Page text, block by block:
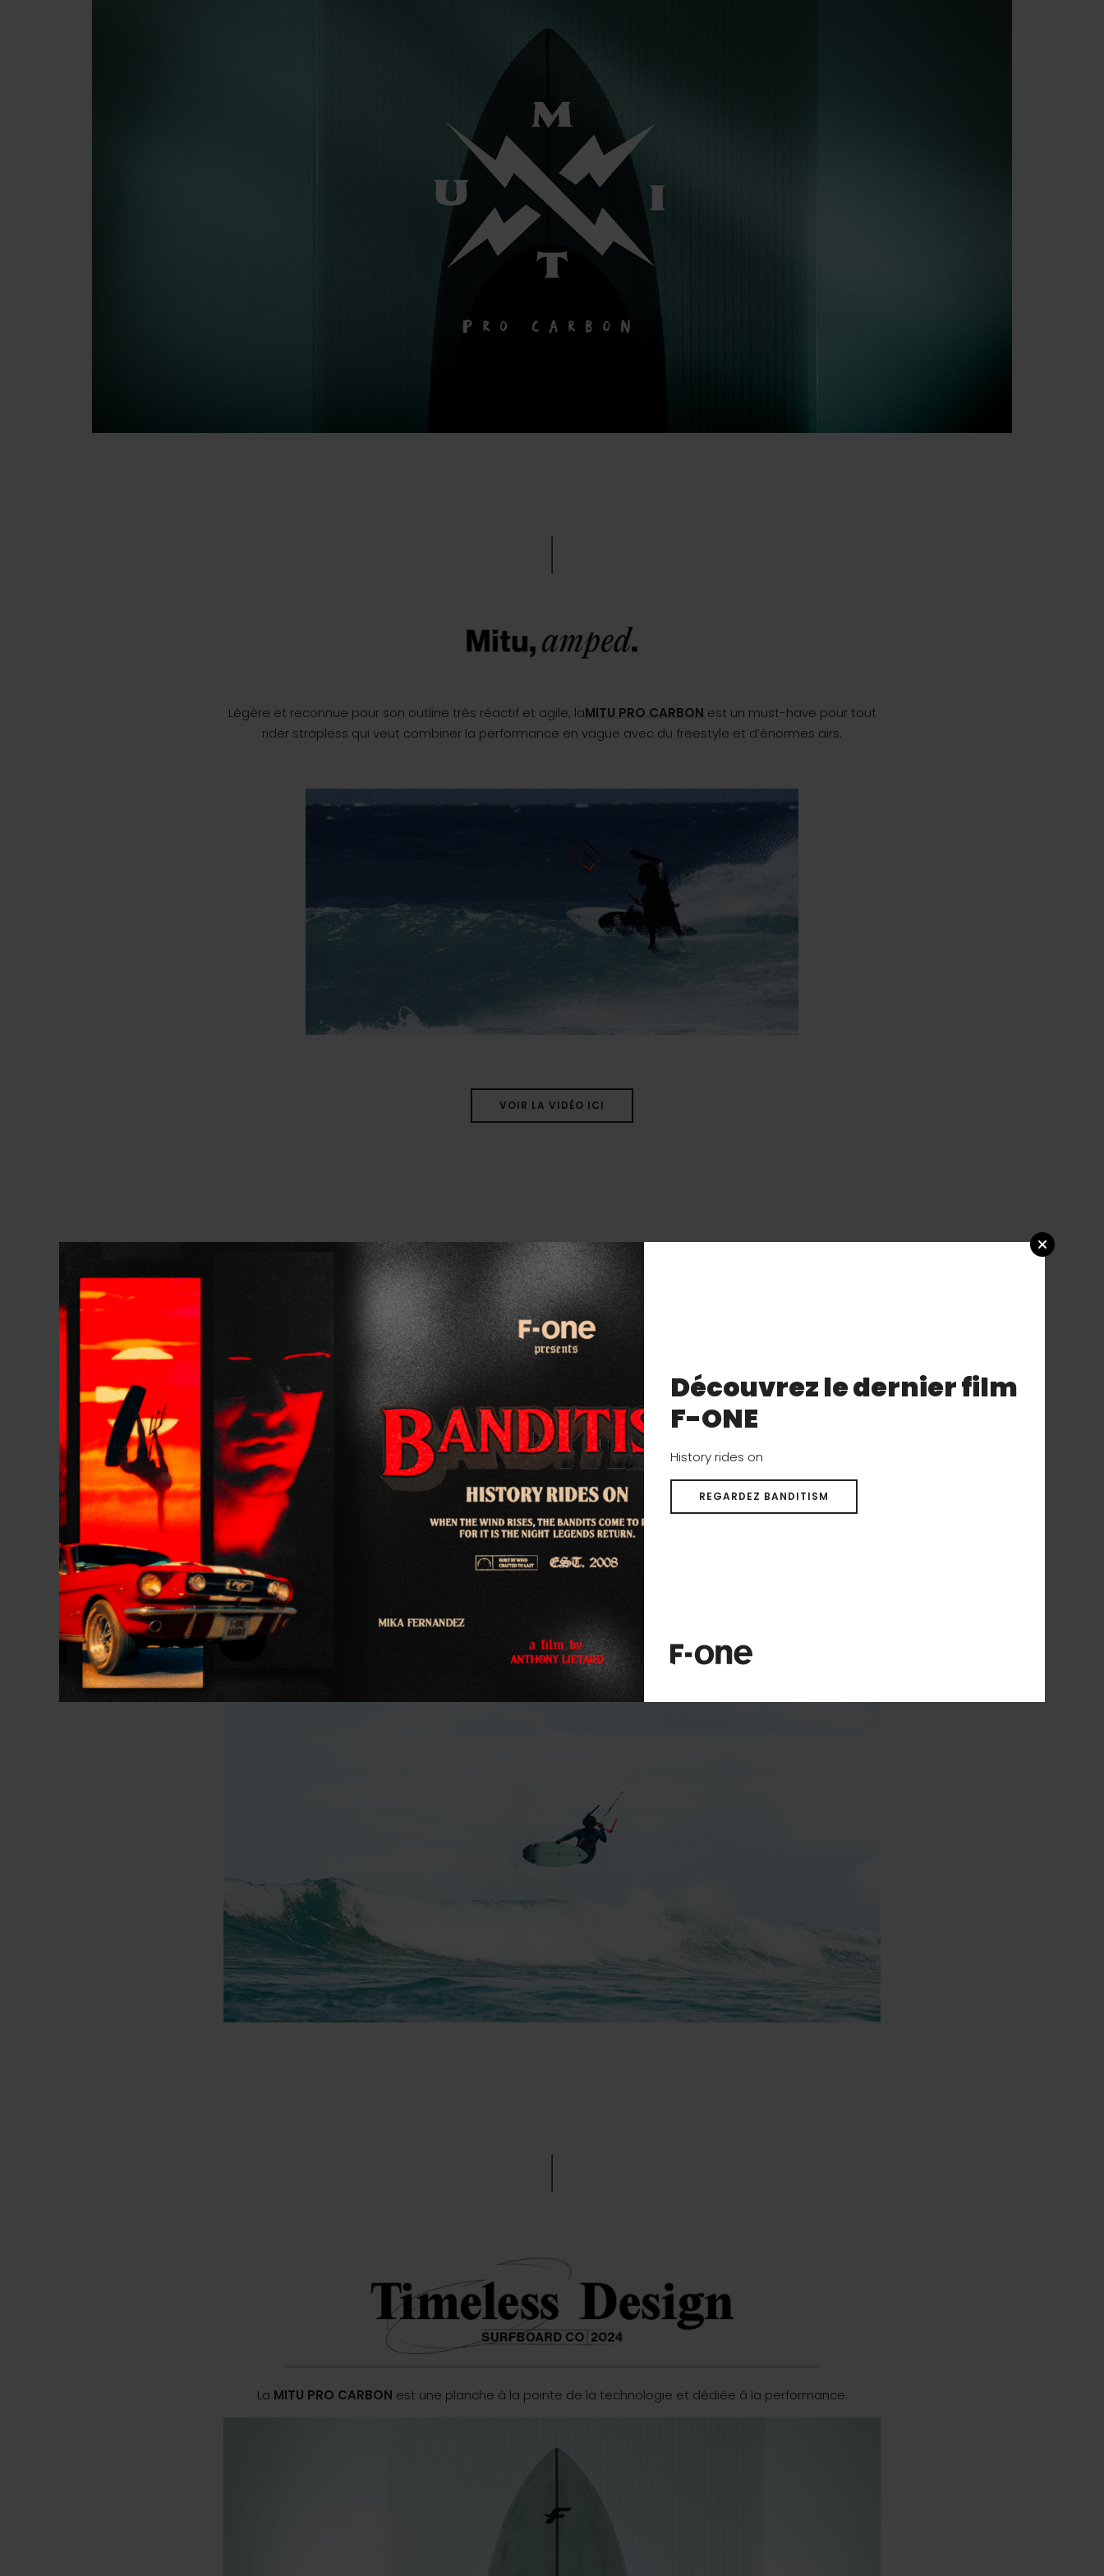
Légère et reconnue pour son outline très réactif et agile, laMITU PRO CARBON est un must-have pour tout
rider strapless qui veut combiner la performance en vague avec du freestyle et d’énormes airs.
VOIR LA VIDÉO ICI
100% dédiée au strapless
Outline très agile et réactif
Ride léger et prévisible
La MITU PRO CARBON est une planche à la pointe de la technologie et dédiée à la performance.
Découvrez le dernier film
F-ONE
History rides on
REGARDEZ BANDITISM